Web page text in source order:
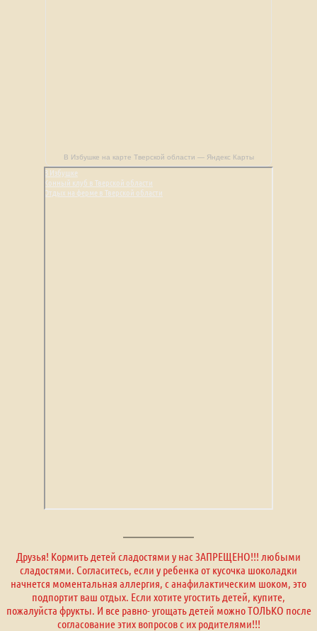
В Избушке на карте Тверской области — Яндекс Карты
В Избушке
Конный клуб в Тверской области
Отдых на ферме в Тверской области
Друзья! Кормить детей сладостями у нас ЗАПРЕЩЕНО!!! любыми
сладостями. Согласитесь, если у ребенка от кусочка шоколадки
начнется моментальная аллергия, с анафилактическим шоком, это
подпортит ваш отдых. Если хотите угостить детей, купите,
пожалуйста фрукты. И все равно- угощать детей можно ТОЛЬКО после
согласование этих вопросов с их родителями!!!